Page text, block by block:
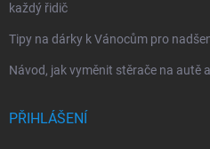
každý řidič
Tipy na dárky k Vánocům pro
Návod, jak vyměnit stěrače na autě
PŘIHLÁŠENÍ